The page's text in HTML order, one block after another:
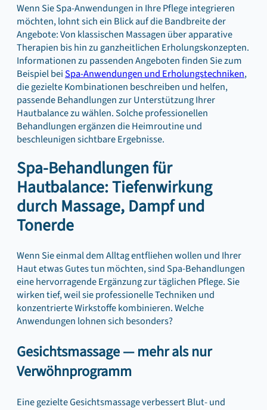
Wenn Sie Spa‑Anwendungen in Ihre Pflege integrieren
möchten, lohnt sich ein Blick auf die Bandbreite der
Angebote: Von klassischen Massagen über apparative
Therapien bis hin zu ganzheitlichen Erholungskonzepten.
Informationen zu passenden Angeboten finden Sie zum
Beispiel beiSpa-Anwendungen und Erholungstechniken,
die gezielte Kombinationen beschreiben und helfen,
passende Behandlungen zur Unterstützung Ihrer
Hautbalance zu wählen. Solche professionellen
Behandlungen ergänzen die Heimroutine und
beschleunigen sichtbare Ergebnisse.
Spa-Behandlungen für
Hautbalance: Tiefenwirkung
durch Massage, Dampf und
Tonerde
Wenn Sie einmal dem Alltag entfliehen wollen und Ihrer
Haut etwas Gutes tun möchten, sind Spa‑Behandlungen
eine hervorragende Ergänzung zur täglichen Pflege. Sie
wirken tief, weil sie professionelle Techniken und
konzentrierte Wirkstoffe kombinieren. Welche
Anwendungen lohnen sich besonders?
Gesichtsmassage — mehr als nur
Verwöhnprogramm
Eine gezielte Gesichtsmassage verbessert Blut- und